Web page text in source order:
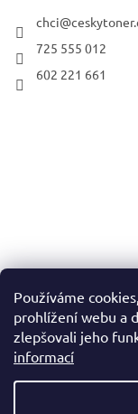
Používáme
prohlížení webu a
zlepšovali jeho
informací
chci@
725 555 012
602 221 661